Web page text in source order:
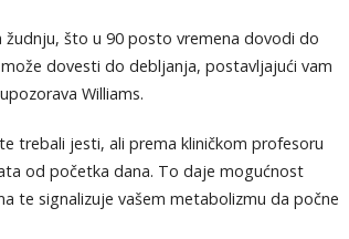
žudnju, što u 90 posto vremena dovodi do
dovesti do debljanja, postavljajući vam
Williams.
trebali jesti, ali prema kliničkom profesoru
od početka dana. To daje mogućnost
te signalizuje vašem metabolizmu da počne